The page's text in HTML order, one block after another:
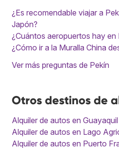
¿Es recomendable viajar a
Japón?
¿Cuántos aeropuertos hay en
¿Cómo ir a la Muralla China
Ver más preguntas de Pekín
Otros destinos de
Alquiler de autos en Guayaquil
Alquiler de autos en Lago
Alquiler de autos en Puerto